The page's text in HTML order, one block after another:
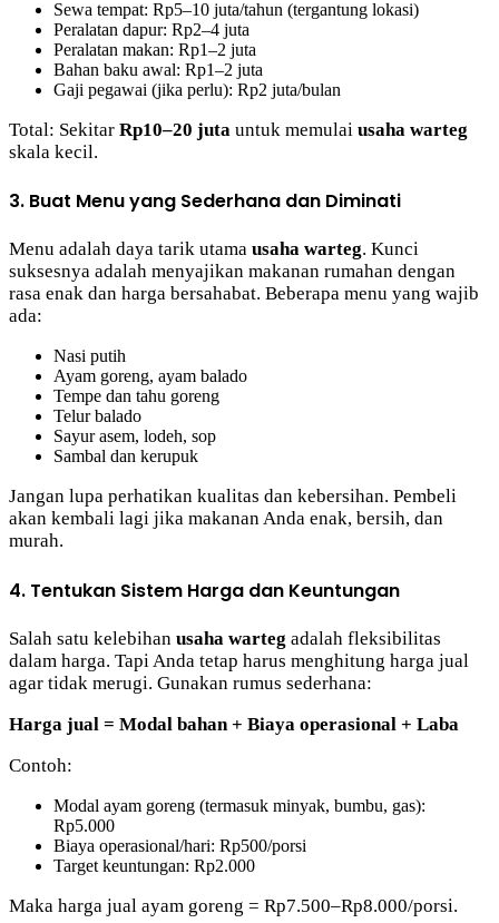
Sewa tempat: Rp5–10 juta/tahun (tergantung lokasi)
Peralatan dapur: Rp2–4 juta
Peralatan makan: Rp1–2 juta
Bahan baku awal: Rp1–2 juta
Gaji pegawai (jika perlu): Rp2 juta/bulan
Total: Sekitar Rp10–20 juta untuk memulai usaha warteg
skala kecil.
3. Buat Menu yang Sederhana dan Diminati
Menu adalah daya tarik utama usaha warteg. Kunci
suksesnya adalah menyajikan makanan rumahan dengan
rasa enak dan harga bersahabat. Beberapa menu yang wajib
ada:
Nasi putih
Ayam goreng, ayam balado
Tempe dan tahu goreng
Telur balado
Sayur asem, lodeh, sop
Sambal dan kerupuk
Jangan lupa perhatikan kualitas dan kebersihan. Pembeli
akan kembali lagi jika makanan Anda enak, bersih, dan
murah.
4. Tentukan Sistem Harga dan Keuntungan
Salah satu kelebihan usaha warteg adalah fleksibilitas
dalam harga. Tapi Anda tetap harus menghitung harga jual
agar tidak merugi. Gunakan rumus sederhana:
Harga jual = Modal bahan + Biaya operasional + Laba
Contoh:
Modal ayam goreng (termasuk minyak, bumbu, gas):
Rp5.000
Biaya operasional/hari: Rp500/porsi
Target keuntungan: Rp2.000
Maka harga jual ayam goreng = Rp7.500–Rp8.000/porsi.